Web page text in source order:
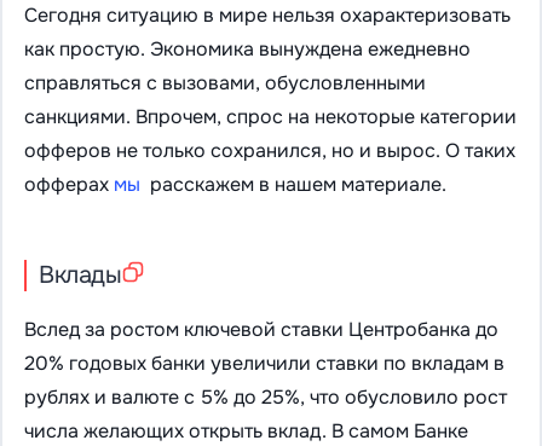
Сегодня ситуацию в мире нельзя охарактеризовать
как простую. Экономика вынуждена ежедневно
справляться с вызовами, обусловленными
санкциями. Впрочем, спрос на некоторые категории
офферов не только сохранился, но и вырос. О таких
офферах мы расскажем в нашем материале.
Вклады
Вслед за ростом ключевой ставки Центробанка до
20% годовых банки увеличили ставки по вкладам в
рублях и валюте с 5% до 25%, что обусловило рост
числа желающих открыть вклад. В самом Банке